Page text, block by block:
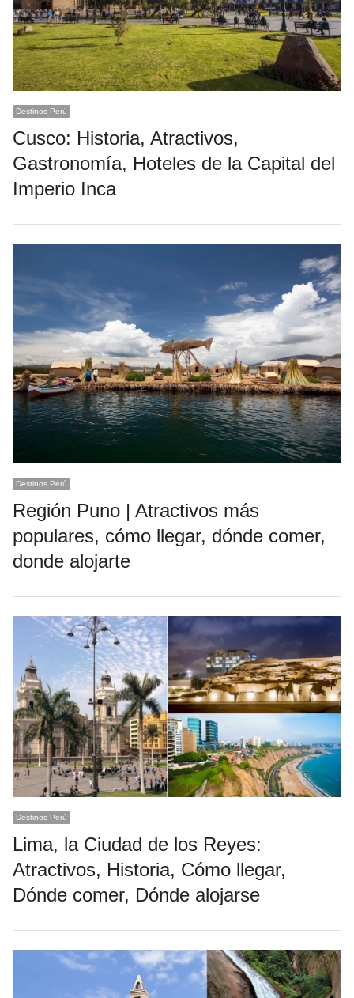
Destinos Perú
Cusco: Historia, Atractivos,
Gastronomía, Hoteles de la Capital del
Imperio Inca
Destinos Perú
Región Puno | Atractivos más
populares, cómo llegar, dónde comer,
donde alojarte
Destinos Perú
Lima, la Ciudad de los Reyes:
Atractivos, Historia, Cómo llegar,
Dónde comer, Dónde alojarse